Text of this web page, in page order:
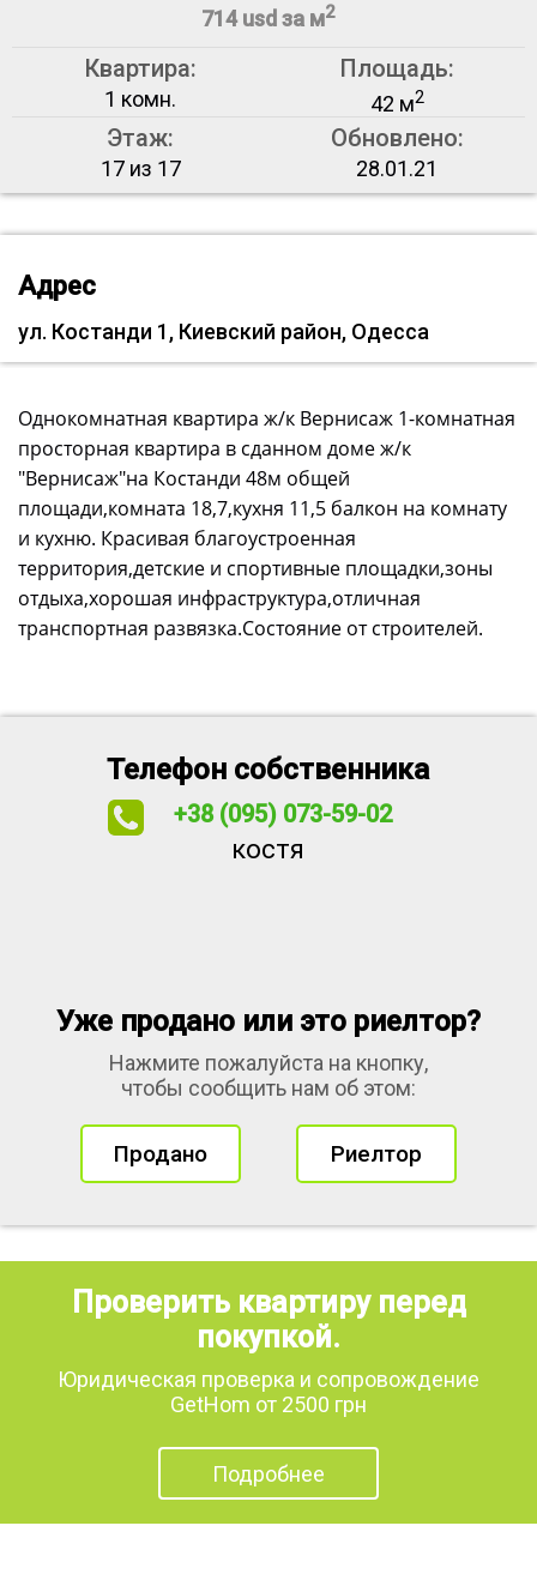
714 usd за м2
Квартира:
1 комн.
Площадь:
42 м2
Этаж:
17 из 17
Обновлено:
28.01.21
Адрес
ул. Костанди 1, Киевский район, Одесса
Однокомнатная квартира ж/к Вернисаж 1-комнатная
просторная квартира в сданном доме ж/к
"Вернисаж"на Костанди 48м общей
площади,комната 18,7,кухня 11,5 балкон на комнату
и кухню. Красивая благоустроенная
территория,детские и спортивные площадки,зоны
отдыха,хорошая инфраструктура,отличная
транспортная развязка.Состояние от строителей.
Телефон собственника
+38 (095) 073-59-02
костя
Уже продано или это риелтор?
Нажмите пожалуйста на кнопку,
чтобы сообщить нам об этом:
Продано Риелтор
Проверить квартиру перед
покупкой.
Юридическая проверка и сопровождение
GetHom от 2500 грн
Подробнее